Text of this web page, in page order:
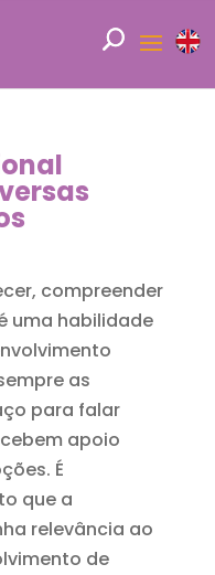
compreender
uma habilidade
as
para falar
apoio
É
que a
relevância ao
de